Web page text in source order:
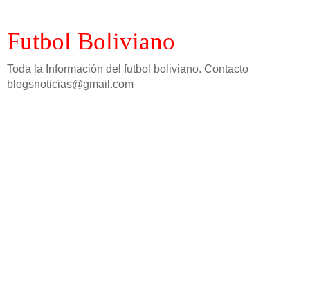
Futbol Boliviano
Toda la Información del futbol boliviano. Contacto
blogsnoticias@gmail.com